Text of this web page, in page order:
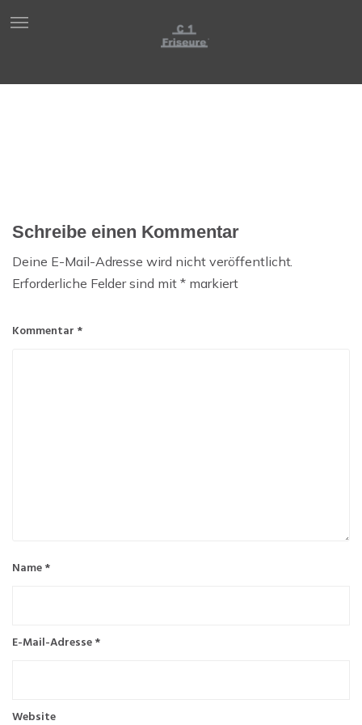
Schreibe einen Kommentar
Deine E-Mail-Adresse wird nicht veröffentlicht.
Erforderliche Felder sind mit*markiert
Kommentar *
Name*
E-Mail-Adresse*
Website